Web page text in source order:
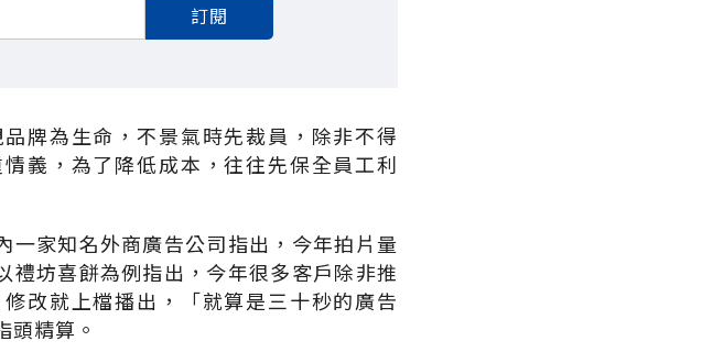
訂閱
牌為生命，不景氣時先裁員，除非不得
義，為了降低成本，往往先保全員工利
家知名外商廣告公司指出，今年拍片量
坊喜餅為例指出，今年很多客戶除非推
改就上檔播出，「就算是三十秒的廣告
頭精算。